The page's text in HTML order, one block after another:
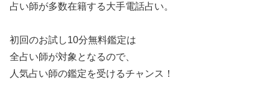
占い師が多数在籍する大手電話占い。
初回のお試し10分無料鑑定は
全占い師が対象となるので、
人気占い師の鑑定を受けるチャンス！